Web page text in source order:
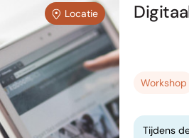
Locatie
Workshop
Tijdens